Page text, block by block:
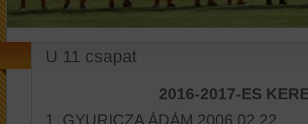
U 11 csapat
2016-2017-ES
1. GYURICZA ÁDÁM 2006.02.22.